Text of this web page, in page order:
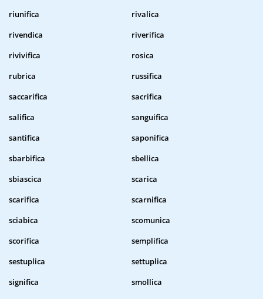
riunifica
rivalica
rivendica
riverifica
rivivifica
rosica
rubrica
russifica
saccarifica
sacrifica
salifica
sanguifica
santifica
saponifica
sbarbifica
sbellica
sbiascica
scarica
scarifica
scarnifica
sciabica
scomunica
scorifica
semplifica
sestuplica
settuplica
significa
smollica